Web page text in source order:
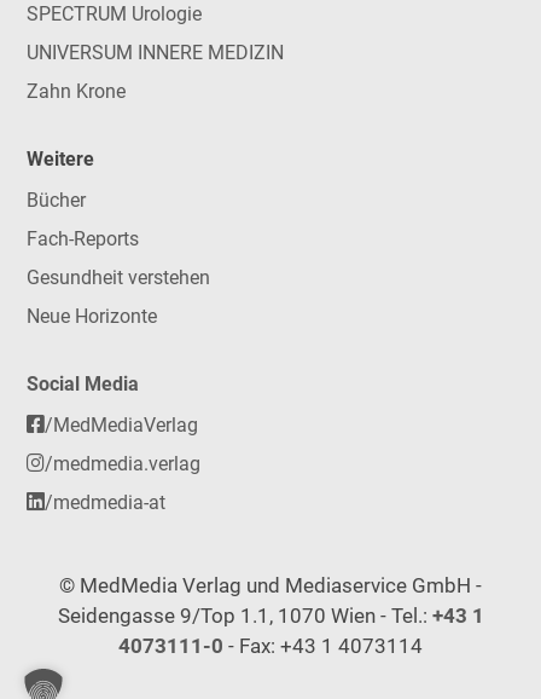
SPECTRUM Urologie
UNIVERSUM INNERE MEDIZIN
Zahn Krone
Weitere
Bücher
Fach-Reports
Gesundheit verstehen
Neue Horizonte
Social Media
/MedMediaVerlag
/medmedia.verlag
/medmedia-at
© MedMedia Verlag und Mediaservice GmbH -
Seidengasse 9/Top 1.1, 1070 Wien - Tel.: +43 1
4073111-0 - Fax: +43 1 4073114